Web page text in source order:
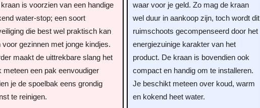
is voorzien van een handige
water-stop; een soort
die best wel praktisch kan
voor gezinnen met jonge kindjes.
maakt de uittrekbare slang het
meteen een pak eenvoudiger
je de spoelbak eens grondig
te reinigen.
waar voor je geld. Zo mag de kraan
wel duur in aankoop zijn, toch wordt dit
ruimschoots gecompenseerd door het
energiezuinige karakter van het
product. De kraan is bovendien ook
compact en handig om te installeren.
Je beschikt meteen over koud, warm
en kokend heet water.